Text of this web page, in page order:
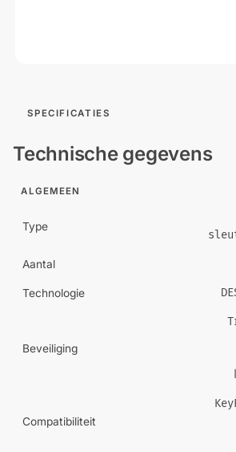
SPECIFICATIES
Technische gegevens
ALGEMEEN
Type
Aantal
Technologie
Beveiliging
Compatibiliteit